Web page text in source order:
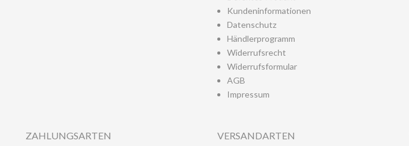
Kundeninformationen
Datenschutz
Händlerprogramm
Widerrufsrecht
Widerrufsformular
AGB
Impressum
ZAHLUNGSARTEN VERSANDARTEN